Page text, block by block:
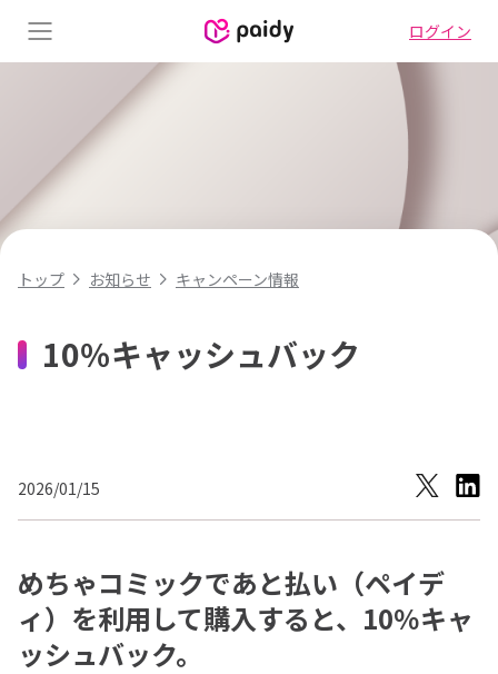
Menu ログイン
トップ お知らせ キャンペーン情報
10％キャッシュバック
2026/01/15
めちゃコミックであと払い（ペイデ
ィ）を利用して購入すると、10％キャ
ッシュバック。